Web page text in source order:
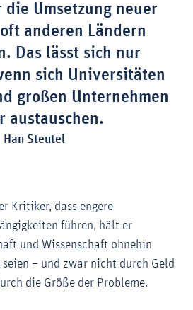
Umsetzung neuer
oft anderen Ländern
Das lässt sich nur
sich Universitäten
großen Unternehmen
austauschen.
Han Steutel
Kritiker, dass engere
führen, hält er
und Wissenschaft ohnehin
– und zwar nicht durch Geld
die Größe der Probleme.